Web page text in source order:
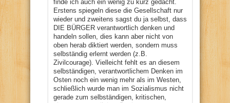
finde ich auch ein wenig zu kurz gedacht.
Erstens spiegeln diese die Gesellschaft nur
wieder und zweitens sagst du ja selbst, dass
DIE BÜRGER verantwortlich denken und
handeln sollen, dies kann aber nicht von
oben herab diktiert werden, sondern muss
selbständig erlernt werden (z.B.
Zivilcourage). Vielleicht fehlt es an diesem
selbständigen, verantwortlichem Denken im
Osten noch ein wenig mehr als im Westen,
schließlich wurde man im Sozialismus nicht
gerade zum selbständigen, kritischen,